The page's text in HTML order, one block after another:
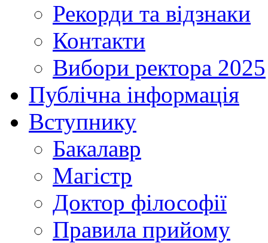
Рекорди та відзнаки
Контакти
Вибори ректора 2025
Публічна інформація
Вступнику
Бакалавр
Магістр
Доктор філософії
Правила прийому